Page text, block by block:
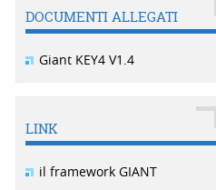
DOCUMENTI ALLEGATI
Giant KEY4 V1.4
LINK
il framework GIANT